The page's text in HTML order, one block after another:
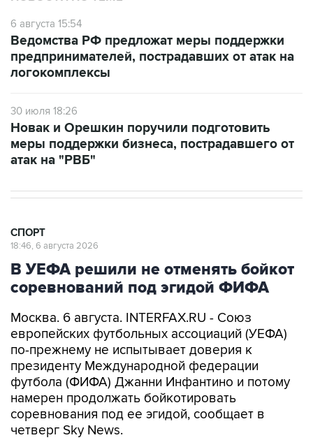
6 августа 15:54
Ведомства РФ предложат меры поддержки
предпринимателей, пострадавших от атак на
логокомплексы
30 июля 18:26
Новак и Орешкин поручили подготовить
меры поддержки бизнеса, пострадавшего от
атак на "РВБ"
СПОРТ
18:46, 6 августа 2026
В УЕФА решили не отменять бойкот
соревнований под эгидой ФИФА
Москва. 6 августа. INTERFAX.RU - Союз
европейских футбольных ассоциаций (УЕФА)
по-прежнему не испытывает доверия к
президенту Международной федерации
футбола (ФИФА) Джанни Инфантино и потому
намерен продолжать бойкотировать
соревнования под ее эгидой, сообщает в
четверг Sky News.